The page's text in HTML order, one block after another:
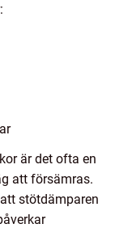
är det ofta en
att försämras.
stötdämparen